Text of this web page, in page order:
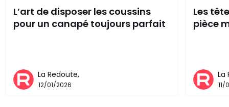
L’art de disposer les coussins
pour un canapé toujours parfait
La Redoute,
12/01/2026
Les
pièce
La
11/